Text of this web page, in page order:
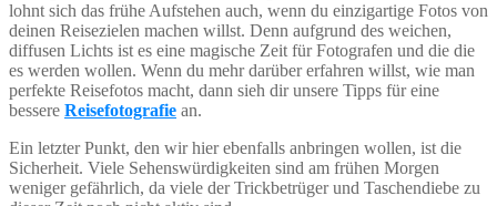
lohnt sich das frühe Aufstehen auch, wenn du einzigartige Fotos von
deinen Reisezielen machen willst. Denn aufgrund des weichen,
diffusen Lichts ist es eine magische Zeit für Fotografen und die die
es werden wollen. Wenn du mehr darüber erfahren willst, wie man
perfekte Reisefotos macht, dann sieh dir unsere Tipps für eine
bessere Reisefotografie an.
Ein letzter Punkt, den wir hier ebenfalls anbringen wollen, ist die
Sicherheit. Viele Sehenswürdigkeiten sind am frühen Morgen
weniger gefährlich, da viele der Trickbetrüger und Taschendiebe zu